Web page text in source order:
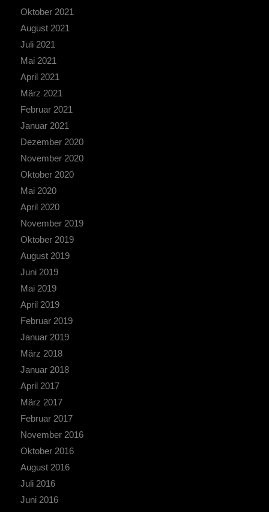
Oktober 2021
August 2021
Juli 2021
Mai 2021
April 2021
März 2021
Februar 2021
Januar 2021
Dezember 2020
November 2020
Oktober 2020
Mai 2020
April 2020
November 2019
Oktober 2019
August 2019
Juni 2019
Mai 2019
April 2019
Februar 2019
Januar 2019
März 2018
Januar 2018
April 2017
März 2017
Februar 2017
November 2016
Oktober 2016
August 2016
Juli 2016
Juni 2016